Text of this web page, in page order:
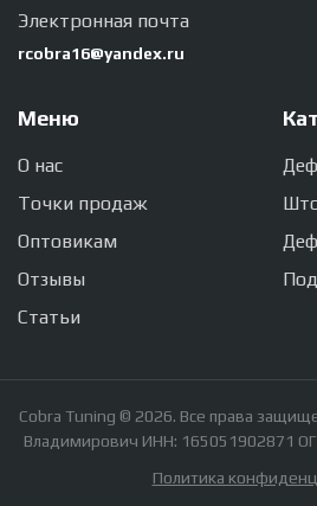
Электронная почта
rcobra16@yandex.ru
Меню
О нас
Точки продаж
Оптовикам
Отзывы
Статьи
Cobra Tuning © 2026. Все права
Владимирович ИНН: 165051902871
Политика